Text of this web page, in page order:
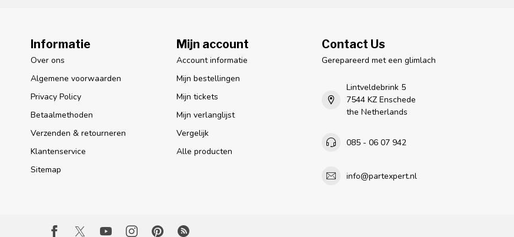
Informatie
Over ons
Algemene voorwaarden
Privacy Policy
Betaalmethoden
Verzenden & retourneren
Klantenservice
Sitemap
Mijn account
Account informatie
Mijn bestellingen
Mijn tickets
Mijn verlanglijst
Vergelijk
Alle producten
Contact Us
Gerepareerd met een glimlach
Lintveldebrink 5
7544 KZ Enschede
the Netherlands
085 - 06 07 942
info@partexpert.nl